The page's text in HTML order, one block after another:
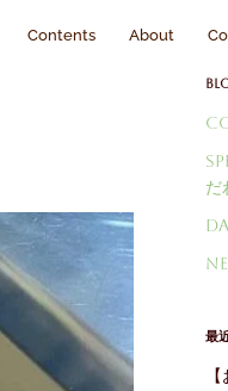
About Contact
だ
最